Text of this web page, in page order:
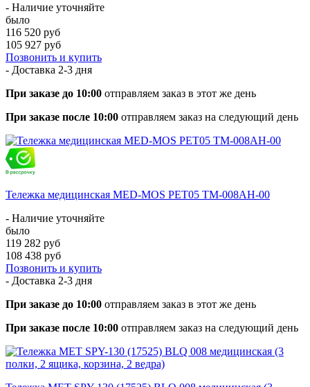
- Наличие уточняйте
было
116 520 руб
105 927 руб
Позвонить и купить
- Доставка 2-3 дня
При заказе до 10:00 отправляем заказ в этот же день
При заказе после 10:00 отправляем заказ на следующий день
Тележка медицинская MED-MOS РЕТ05 ТМ-008АН-00
- Наличие уточняйте
было
119 282 руб
108 438 руб
Позвонить и купить
- Доставка 2-3 дня
При заказе до 10:00 отправляем заказ в этот же день
При заказе после 10:00 отправляем заказ на следующий день